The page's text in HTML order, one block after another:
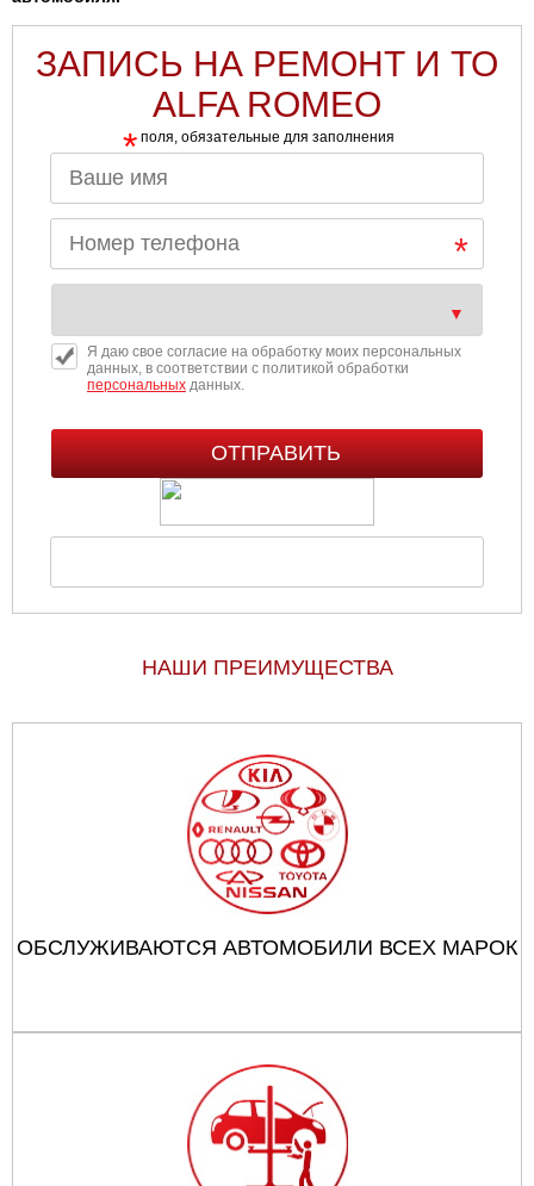
ЗАПИСЬ НА РЕМОНТ И ТО
ALFA ROMEO
* поля, обязательные для заполнения
Я даю свое согласие на обработку моих персональных
данных, в соответствии с политикой обработки
персональныхданных.
НАШИ ПРЕИМУЩЕСТВА
ОБСЛУЖИВАЮТСЯ АВТОМОБИЛИ ВСЕХ МАРОК